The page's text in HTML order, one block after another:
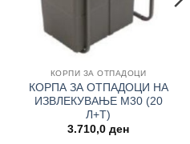
КОРПИ ЗА ОТПАДОЦИ
КОРПА ЗА ОТПАДОЦИ НА
ИЗВЛЕКУВАЊЕ М30 (20
Л+Т)
3.710,0 ден